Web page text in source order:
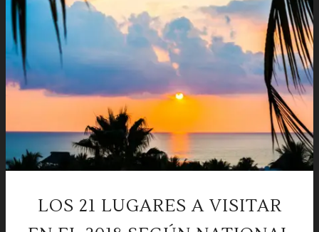
LOS 21 LUGARES A VISITAR